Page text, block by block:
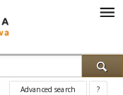
Advanced search ?